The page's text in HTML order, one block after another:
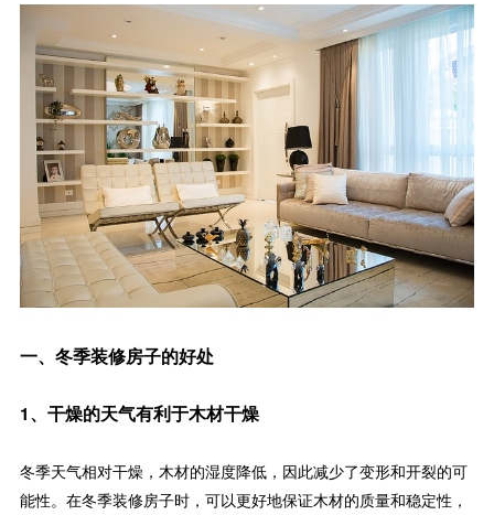
一、冬季装修房子的好处
1、干燥的天气有利于木材干燥
冬季天气相对干燥，木材的湿度降低，因此减少了变形和开裂的可
能性。在冬季装修房子时，可以更好地保证木材的质量和稳定性，